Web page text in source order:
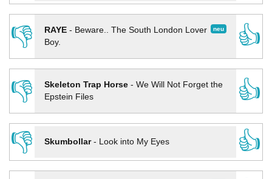
👎
neu
RAYE- Beware.. The South London Lover
Boy.
👍
👎 Skeleton Trap Horse- We Will Not Forget the
Epstein Files
👍
👎
Skumbollar- Look into My Eyes
👍